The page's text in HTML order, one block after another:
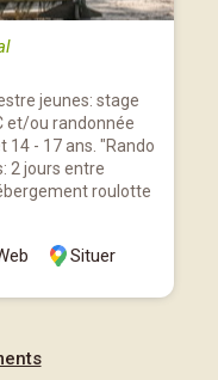
jeunes: stage
et/ou randonnée
14 - 17 ans. "Rando
2 jours entre
roulotte
Situer